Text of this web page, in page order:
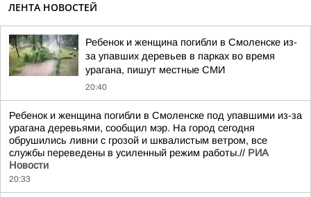
ЛЕНТА НОВОСТЕЙ
Ребенок и женщина погибли в Смоленске из-
за упавших деревьев в парках во время
урагана, пишут местные СМИ
20:40
Ребенок и женщина погибли в Смоленске под упавшими из-за
урагана деревьями, сообщил мэр. На город сегодня
обрушились ливни с грозой и шквалистым ветром, все
службы переведены в усиленный режим работы.// РИА
Новости
20:33